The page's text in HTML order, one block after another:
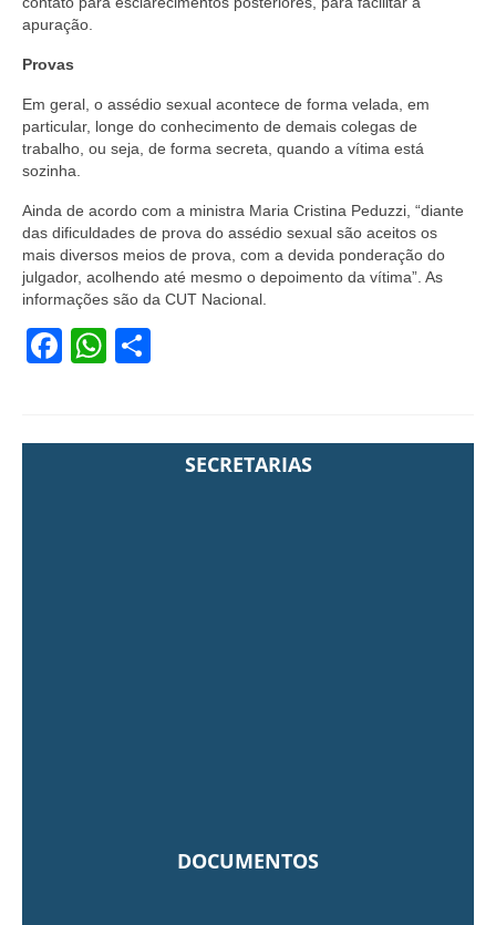
apuração.
Provas
Em geral, o assédio sexual acontece de forma velada, em
particular, longe do conhecimento de demais colegas de
trabalho, ou seja, de forma secreta, quando a vítima está
sozinha.
Ainda de acordo com a ministra Maria Cristina Peduzzi, “diante
das dificuldades de prova do assédio sexual são aceitos os
mais diversos meios de prova, com a devida ponderação do
julgador, acolhendo até mesmo o depoimento da vítima”. As
informações são da CUT Nacional.
Facebook
WhatsApp
SECRETARIAS
DOCUMENTOS